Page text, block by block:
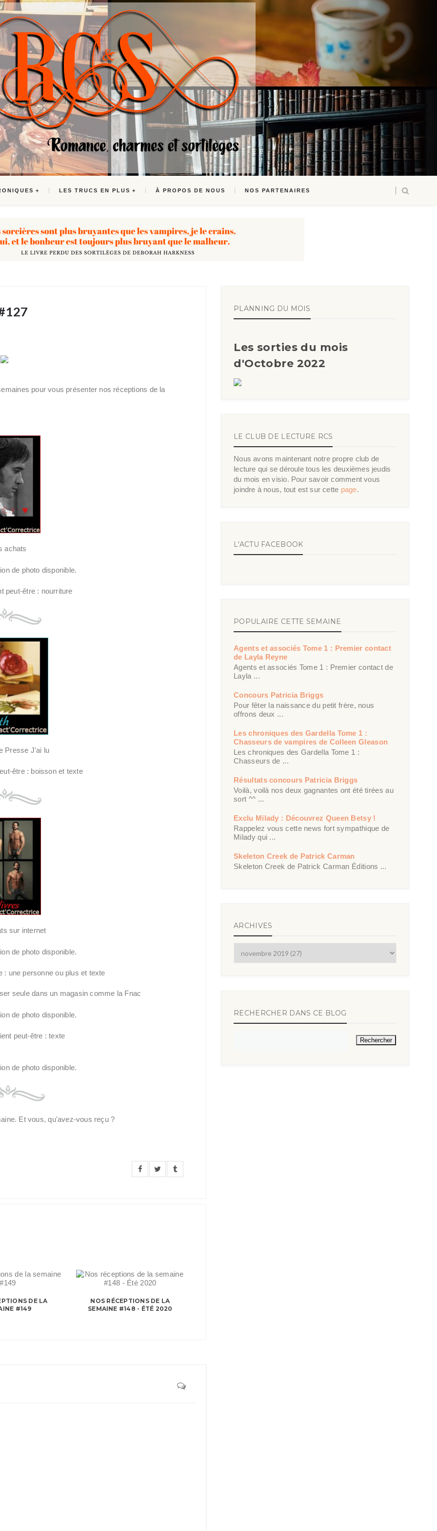
LES TRUCS EN PLUS À PROPOS DE NOUS NOS PARTENAIRES
pour vous présenter nos réceptions de la
achats
Presse J'ai lu
sur internet
seule dans un magasin comme la Fnac
Et vous, qu'avez-vous reçu ?
DE LA
#149
NOS RÉCEPTIONS DE LA
SEMAINE #148 - ÉTÉ 2020
PLANNING DU MOIS
Les sorties du mois
d'Octobre 2022
LE CLUB DE LECTURE RCS
Nous avons maintenant notre propre club de
lecture qui se déroule tous les deuxièmes jeudis
du mois en visio. Pour savoir comment vous
joindre à nous, tout est sur cette page.
L'ACTU FACEBOOK
POPULAIRE CETTE SEMAINE
Agents et associés Tome 1 : Premier contact
de Layla Reyne
Agents et associés Tome 1 : Premier contact de
Layla ...
Concours Patricia Briggs
Pour fêter la naissance du petit frère, nous
offrons deux ...
Les chroniques des Gardella Tome 1 :
Chasseurs de vampires de Colleen Gleason
Les chroniques des Gardella Tome 1 :
Chasseurs de ...
Résultats concours Patricia Briggs
Voilà, voilà nos deux gagnantes ont été tirées au
sort ^^ ...
Exclu Milady : Découvrez Queen Betsy !
Rappelez vous cette news fort sympathique de
Milady qui ...
Skeleton Creek de Patrick Carman
Skeleton Creek de Patrick Carman Éditions ...
ARCHIVES
RECHERCHER DANS CE BLOG